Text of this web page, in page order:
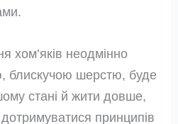
хом’яків неодмінно
блискучою шерстю, буде
стані й жити довше,
принципів